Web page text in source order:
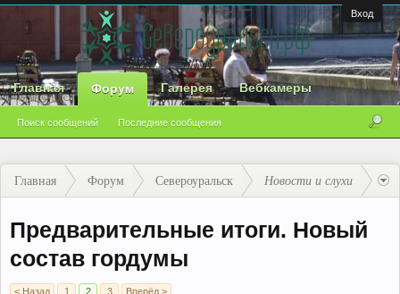
Вход
Главная Форум
Поиск сообщений Последние сообщения
Галерея Вебкамеры
Главная Форум Североуральск Новости и слухи
Предварительные итоги. Новый
состав гордумы
< Назад 1 2 3 Вперёд >